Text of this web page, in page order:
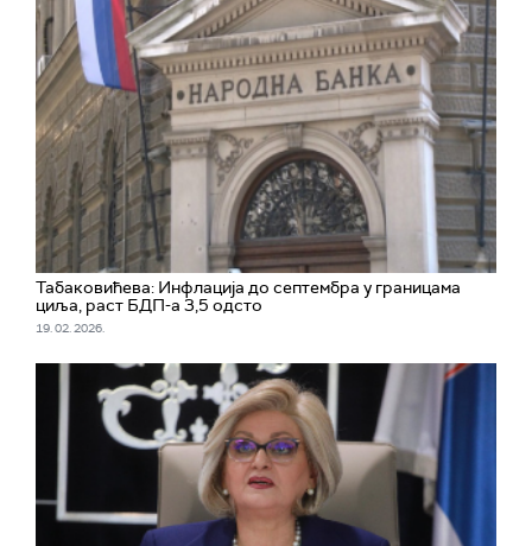
Табаковићева: Инфлација до септембра у границама
циља, раст БДП-a 3,5 одсто
19. 02. 2026.